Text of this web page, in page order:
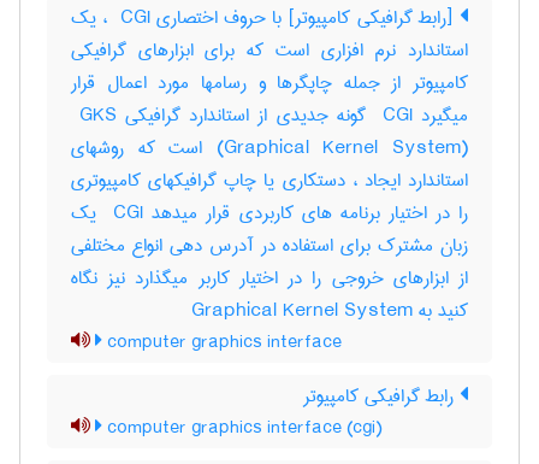
[رابط گرافیکی کامپیوتر] با حروف اختصاری ‎ CGI ، یک
استاندارد نرم افزاری است که برای ابزارهای گرافیکی
کامپیوتر از جمله چاپگرها و رسامها مورد اعمال قرار
میگیرد ‎ CGI گونه جدیدی از استاندارد گرافیکی ‎ GKS
(‎Graphical Kernel System) است که روشهای
استاندارد ایجاد ، دستکاری یا چاپ گرافیکهای کامپیوتری
را در اختیار برنامه های کاربردی قرار میدهد ‎ CGI یک
زبان مشترک برای استفاده در آدرس دهی انواع مختلفی
از ابزارهای خروجی را در اختیار کاربر میگذارد نیز نگاه
کنید به ‎ Graphical Kernel System
computer graphics interface
رابط گرافیکی کامپیوتر
computer graphics interface (cgi)